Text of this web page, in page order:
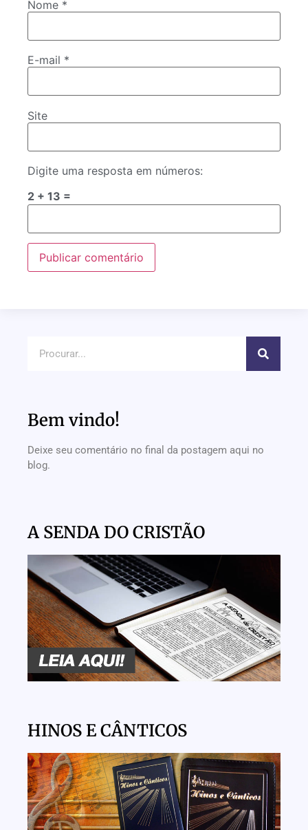
Nome *
E-mail *
Site
Digite uma resposta em números:
2 + 13 =
Bem vindo!
Deixe seu comentário no final da postagem aqui no
blog.
A SENDA DO CRISTÃO
HINOS E CÂNTICOS